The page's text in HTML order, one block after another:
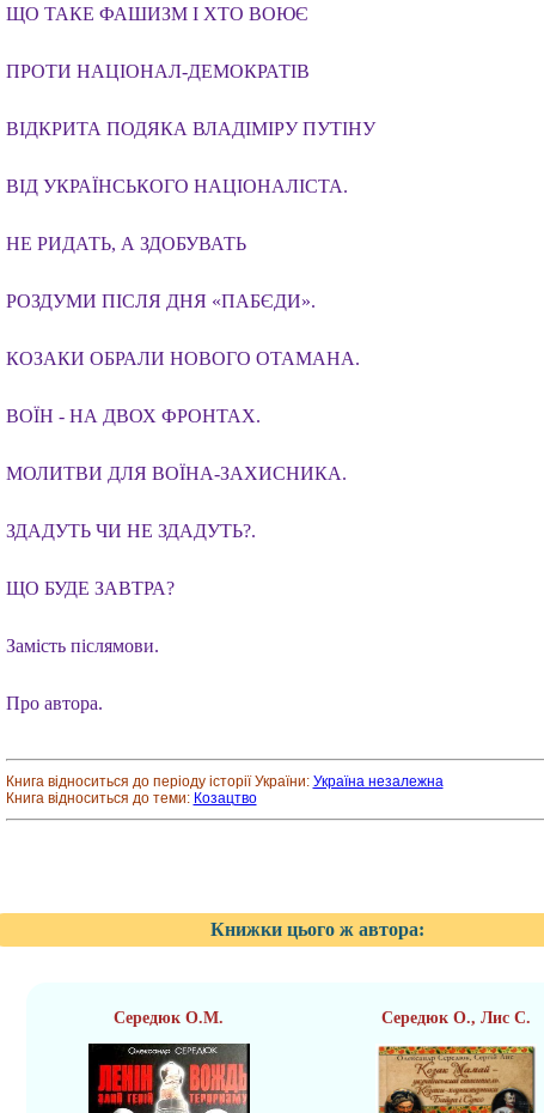
ЩО ТАКЕ ФАШИЗМ І ХТО ВОЮЄ
ПРОТИ НАЦІОНАЛ-ДЕМОКРАТІВ
ВІДКРИТА ПОДЯКА ВЛАДІМІРУ ПУТІНУ
ВІД УКРАЇНСЬКОГО НАЦІОНАЛІСТА.
НЕ РИДАТЬ, А ЗДОБУВАТЬ
РОЗДУМИ ПІСЛЯ ДНЯ «ПАБЄДИ».
КОЗАКИ ОБРАЛИ НОВОГО ОТАМАНА.
ВОЇН - НА ДВОХ ФРОНТАХ.
МОЛИТВИ ДЛЯ ВОЇНА-ЗАХИСНИКА.
ЗДАДУТЬ ЧИ НЕ ЗДАДУТЬ?.
ЩО БУДЕ ЗАВТРА?
Замість післямови.
Про автора.
Книга відноситься до періоду історії України: Україна незалежна
Книга відноситься до теми: Козацтво
Книжки цього ж автора:
Середюк О.М. Середюк О., Лис С.